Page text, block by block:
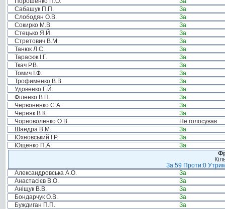
Сабашук П.П.
За
Слободян О.В.
За
Сокирко М.В.
За
Стецько Я.Й.
За
Стретович В.М.
За
Танюк Л.С.
За
Тарасюк І.Г.
За
Ткач Р.В.
За
Томич І.Ф.
За
Трофименко В.В.
За
Удовенко Г.Й.
За
Філенко В.П.
За
Червоненко Є.А.
За
Черняк В.К.
За
Чорноволенко О.В.
Не голосував
Шандра В.М.
За
Юхновський І.Р.
За
Ющенко П.А.
За
За:59 Проти:0
Александровська А.О.
За
Анастасієв В.О.
За
Аніщук В.В.
За
Бондарчук О.В.
За
Буждиган П.П.
За